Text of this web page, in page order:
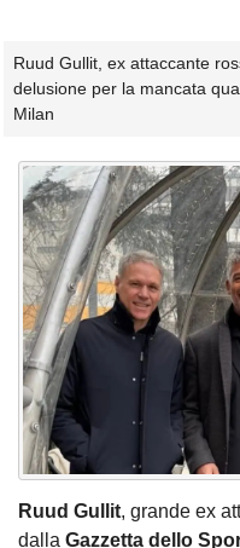
Ruud Gullit, ex attaccante
delusione per la mancata
Milan
Ruud Gullit, grande ex
dalla Gazzetta dello